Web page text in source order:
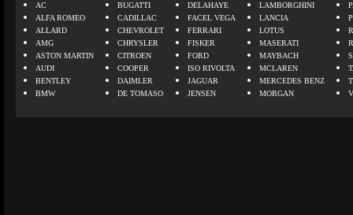
AC
ALFA ROMEO
ALLARD
AMG
ASTON MARTIN
AUDI
BENTLEY
BMW
BUGATTI
CADILLAC
CHEVROLET
CHRYSLER
CITROEN
COOPER
DAIMLER
DE TOMASO
DELAHAYE
FACEL VEGA
FERRARI
FISKER
FORD
ISO RIVOLTA
JAGUAR
JENSEN
LAMBORGHINI
LANCIA
LOTUS
MASERATI
MAYBACH
MCLAREN
MERCEDES BENZ
MORGAN